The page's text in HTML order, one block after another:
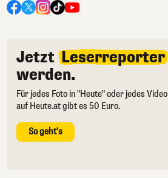
Jetzt Leserreporter
werden.
Für jedes Foto in "Heute" oder jedes Video
auf Heute.at gibt es 50 Euro.
So geht's